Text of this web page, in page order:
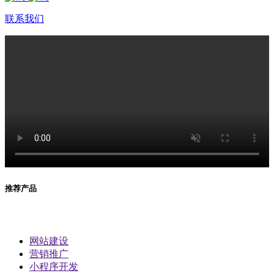
联系我们
推荐产品
网站建设
营销推广
小程序开发